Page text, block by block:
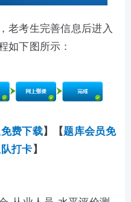
老考生完善信息后进入
如下图所示：
费下载】 【题库会员免
打卡 】